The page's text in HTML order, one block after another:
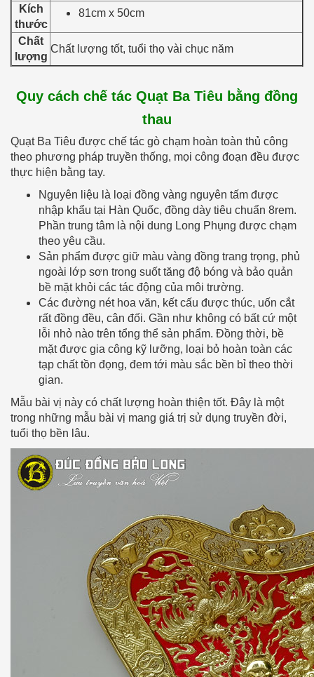
Kích
thước
81cm x 50cm
Chất
lượng
Chất lượng tốt, tuổi thọ vài chục năm
Quy cách chế tác Quạt Ba Tiêu bằng đồng
thau
Quạt Ba Tiêu được chế tác gò chạm hoàn toàn thủ công
theo phương pháp truyền thống, mọi công đoạn đều được
thực hiện bằng tay.
Nguyên liệu là loại đồng vàng nguyên tấm được
nhập khẩu tại Hàn Quốc, đồng dày tiêu chuẩn 8rem.
Phần trung tâm là nội dung Long Phụng được chạm
theo yêu cầu.
Sản phẩm được giữ màu vàng đồng trang trọng, phủ
ngoài lớp sơn trong suốt tăng độ bóng và bảo quản
bề mặt khỏi các tác động của môi trường.
Các đường nét hoa văn, kết cấu được thúc, uốn cắt
rất đồng đều, cân đối. Gần như không có bất cứ một
lỗi nhỏ nào trên tổng thể sản phẩm. Đồng thời, bề
mặt được gia công kỹ lưỡng, loại bỏ hoàn toàn các
tạp chất tồn đọng, đem tới màu sắc bền bỉ theo thời
gian.
Mẫu bài vị này có chất lượng hoàn thiện tốt. Đây là một
trong những mẫu bài vị mang giá trị sử dụng truyền đời,
tuổi thọ bền lâu.